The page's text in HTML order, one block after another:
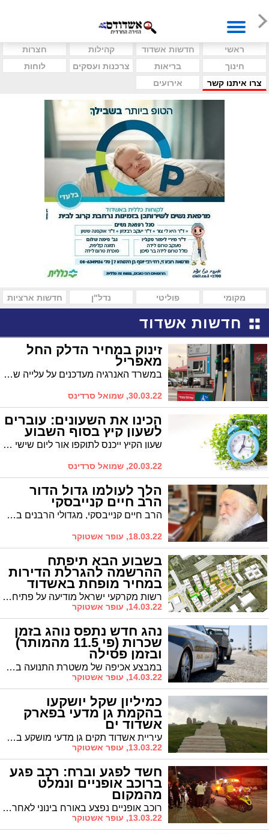
ראשי חדשות אשדוד קהילות
חצרות
חינוך
בריאות צרכנות ועסקים
לוחות
צרו איתנו קשר
אירועים
מקומי פוליטי נדל"ן חדשות ארציות
חדשות אשדוד
זינוק במחיר הדלק החל
מאפריל
במשרד האנרגיה מעדכנים על עלייה של 39 אגורות במחיר לליטר בנזין, לעומת החודש הקודם שגם כך שבר שיאים. המחיר יתעדכן בחצות הלילה שבין חמישי לשישי
30.03.22, שמואל סרדינס
הכינו את השעונים: עוברים
לשעון קיץ בסוף השבוע
שעון הקיץ ייכנס לתוקפו אור ליום שישי הקרוב (25.03). בשעה 02:00 יש להזיז את המחוגים שעה אחת קדימה לשעה 03:00
20.03.22, שמואל סרדינס
הלך לעולמו גדול הדור
הרב חיים קנייבסקי
הרב חיים קנייבסקי, מגדולי הרבנים בציבור החרדי, התמוטט בביתו שבבני ברק ועבר החייאה.
18.03.22, עופר אשטוקר
בשבוע הבא תיפתח
ההרשמה להגרלת הדירות
במחיר מופחת באשדוד
רשות מקרקעי ישראל מודיעה על פתיחת ההרשמה להגרלת הדירות לזכאים, בהנחה של עד 200 אלף ש״ח ממחיר השוק
14.03.22, עופר אשטוקר
נהג חדש נתפס נוהג בזמן
שכרות (פי 11.5 מהמותר)
ובזמן פסילה
במבצע אכיפה של משטרת התנועה באשדוד, נתפס נהג בן 22 מאשדוד ובדיקה העלתה כי הוא פסול נהיגה ל-60 יום. בבדיקת ינשוף שבוצעה לו התברר כי הוא נוהג תחת השפעת אלכוהול ברמה של פי 11.5 מהמותר בחוק לנהג חדש
14.03.22, עופר אשטוקר
כמיליון שקל יושקעו
בהקמת גן מדעי בפארק
אשדוד ים
עיריית אשדוד תקים גן מדעי מושקע במיוחד בפארק אשדוד-ים, עם מתקני משחק מדעיים. סך ההשקעה בפרויקט כ-1 מיליון שקל. הנה מה שצפוי להיות בפארק המדעי
13.03.22, עופר אשטוקר
חשד לפגע וברח: רכב פגע
ברוכב אופניים ונמלט
מהמקום
רוכב אופניים נפצע באורח בינוני לאחר שככול הנראה נפגע מרכב, שנמלט מהמקום. אט"ן של מד"א פינה אותו במצב בינוני
13.03.22, עופר אשטוקר